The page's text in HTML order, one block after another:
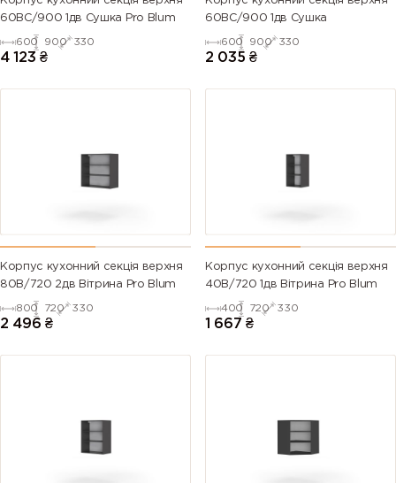
60ВС/900 1дв Сушка Pro Blum
600 900 330
4 123 ₴
60ВС/900 1дв Сушка
600 900 330
2 035 ₴
Корпус кухонний секцiя верхня
80В/720 2дв Вітрина Pro Blum
800 720 330
2 496 ₴
Корпус кухонний секцiя верхня
40В/720 1дв Вітрина Pro Blum
400 720 330
1 667 ₴